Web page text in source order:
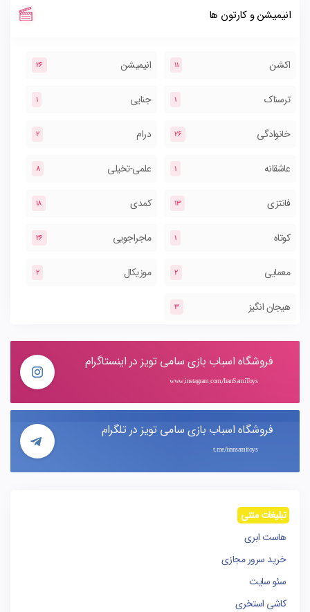
انیمیشن و کارتون ها
اکشن 11 انیمیشن 26
ترسناک 1 جنایی 1
خانوادگی 26 درام 2
عاشقانه 1 علمی-تخیلی 8
فانتزی 13 کمدی 18
کوتاه 1 ماجراجویی 26
معمایی 2 موزیکال 2
هیجان انگیز 3
فروشگاه اسباب بازی سامی تویز در اینستاگرام
www.instagram.com/IranSamiToys
فروشگاه اسباب بازی سامی تویز در تلگرام
t.me/iransamitoys
تبلیغات متنی
هاست ابری
خرید سرور مجازی
سئو سایت
کاشی استخری